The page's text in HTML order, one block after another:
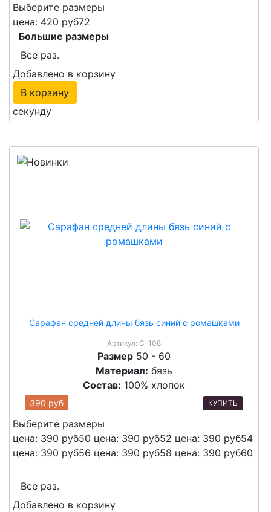
Выберите размеры
цена: 420 руб72
Большие размеры
Все раз.
Добавлено в корзину
В корзину
секунду
Сарафан средней длины бязь синий с ромашками
Артикул: С-108
Размер 50 - 60
Материал: бязь
Состав: 100% хлопок
390 руб КУПИТЬ
Выберите размеры
цена: 390 руб50 цена: 390 руб52 цена: 390 руб54
цена: 390 руб56 цена: 390 руб58 цена: 390 руб60
Все раз.
Добавлено в корзину